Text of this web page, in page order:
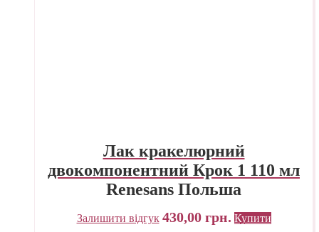
Лак кракелюрний
двокомпонентний Крок 1 110 мл
Renesans Польша
Залишити відгук 430,00 грн. Купити